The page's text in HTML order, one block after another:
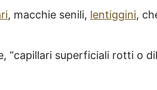
, macchie senili, lentiggini,
“capillari superficiali rotti o